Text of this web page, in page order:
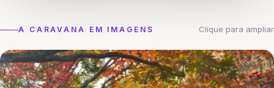
A CARAVANA EM IMAGENS Clique para ampliar